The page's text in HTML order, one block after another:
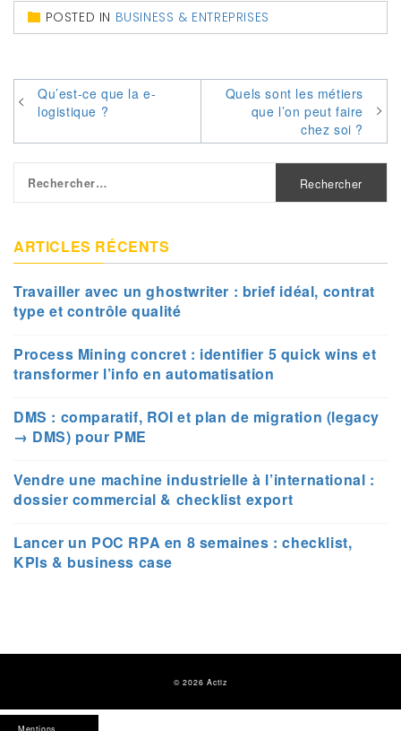
POSTED IN BUSINESS & ENTREPRISES
Navigation
de
l’article
Qu’est-ce que la e-
logistique ?
Quels sont les métiers
que l’on peut faire
chez soi ?
ARTICLES RÉCENTS
Travailler avec un ghostwriter : brief idéal, contrat
type et contrôle qualité
Process Mining concret : identifier 5 quick wins et
transformer l’info en automatisation
DMS : comparatif, ROI et plan de migration (legacy
→ DMS) pour PME
Vendre une machine industrielle à l’international :
dossier commercial & checklist export
Lancer un POC RPA en 8 semaines : checklist,
KPIs & business case
© 2026 Actiz